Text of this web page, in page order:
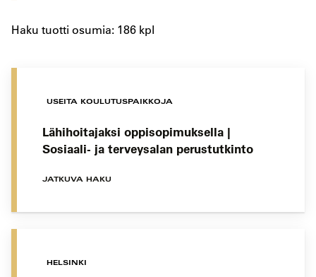
Haku tuotti osumia: 186 kpl
USEITA KOULUTUSPAIKKOJA
Lähihoitajaksi oppisopimuksella |
Sosiaali- ja terveysalan perustutkinto
JATKUVA HAKU
HELSINKI